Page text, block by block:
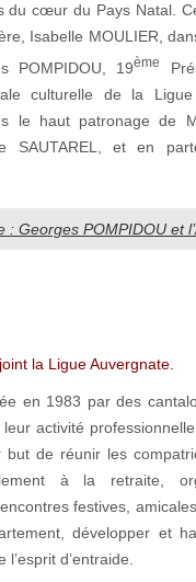
du cœur du Pays Natal.
Isabelle MOULIER,
POMPIDOU, 19ème
culturelle de la Ligue
le haut patronage de
SAUTAREL, et en
: Georges POMPIDOU et
la Ligue Auvergnate.
en 1983 par des
activité
de réunir les
à la retraite,
festives,
développer et
d’entraide.